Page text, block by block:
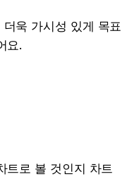
욱 가시성 있게 목표
요.
트로 볼 것인지 차트